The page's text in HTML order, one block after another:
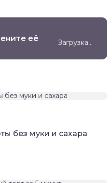
её Загрузка...
без муки и сахара